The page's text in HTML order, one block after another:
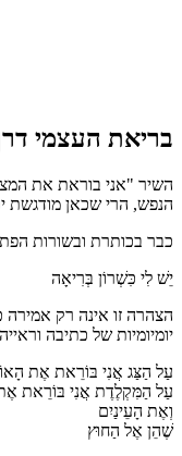
בריאת העצמי
השיר "אני בוראת את
הנפש, הרי שכאן מודגשת
כבר בכותרת ובשורות
יֵשׁ לִי כִּשְׁרוֹן בְּרִיאָה
הצהרה זו אינה רק
יומיומיות של כתיבה
עַל הַצַּג אֲנִי בּוֹרֵאת אֶת
עַל הַמִּקְלֶדֶת אֲנִי בּוֹרֵאת
וְאֶת הָעֵינַיִם
שֶׁהֵן אֶל הַחוּץ